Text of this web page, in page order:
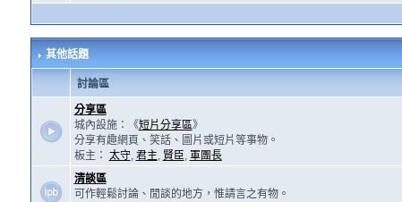
其他話題
討論區
分享區
城內設施：《短片分享區》
分享有趣網頁、笑話、圖片或短片等事物。
板主： 太守, 君主, 賢臣, 軍團長
清談區
可作輕鬆討論、閒談的地方，惟請言之有物。